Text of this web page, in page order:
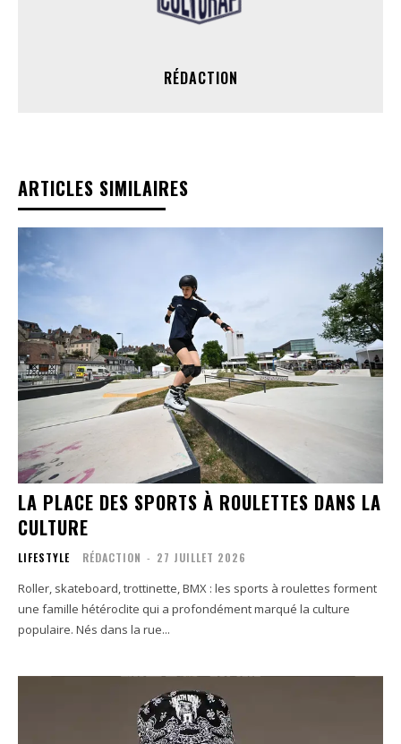
RÉDACTION
ARTICLES SIMILAIRES
LA PLACE DES SPORTS À ROULETTES DANS LA
CULTURE
LIFESTYLE RÉDACTION - 27 JUILLET 2026
Roller, skateboard, trottinette, BMX : les sports à roulettes forment
une famille hétéroclite qui a profondément marqué la culture
populaire. Nés dans la rue...